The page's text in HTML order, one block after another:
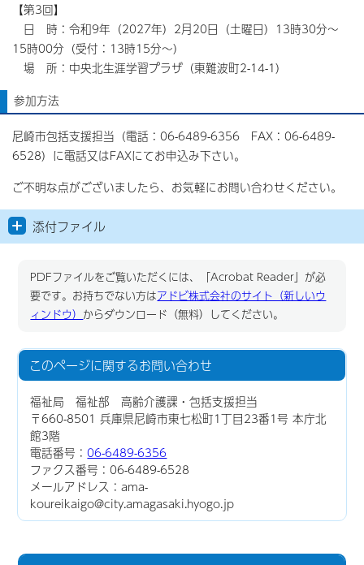
【第3回】
日 時：令和9年（2027年）2月20日（土曜日）13時30分～
15時00分（受付：13時15分～）
場 所：中央北生涯学習プラザ（東難波町2-14-1）
参加方法
尼崎市包括支援担当（電話：06-6489-6356 FAX：06-6489-
6528）に電話又はFAXにてお申込み下さい。
ご不明な点がございましたら、お気軽にお問い合わせください。
添付ファイル
PDFファイルをご覧いただくには、「Acrobat Reader」が必
要です。お持ちでない方はアドビ株式会社のサイト（新しいウ
ィンドウ） からダウンロード（無料）してください。
このページに関するお問い合わせ
福祉局 福祉部 高齢介護課・包括支援担当
〒660-8501 兵庫県尼崎市東七松町1丁目23番1号 本庁北
館3階
電話番号：06-6489-6356
ファクス番号：06-6489-6528
メールアドレス：ama-
koureikaigo@city.amagasaki.hyogo.jp